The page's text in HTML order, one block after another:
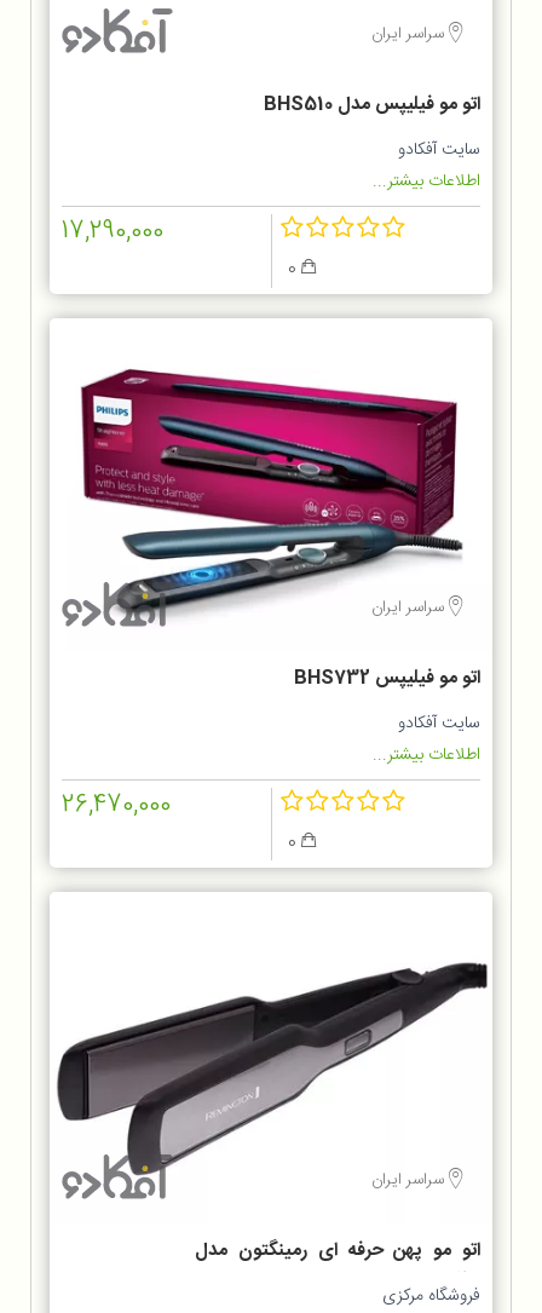
سراسر ایران
اتو مو فیلیپس مدل BHS510
سایت آفکادو
اطلاعات بیشتر...
17,290,000
سراسر ایران
اتو مو فیلیپس BHS732
سایت آفکادو
اطلاعات بیشتر...
26,470,000
سراسر ایران
اتو مو پهن حرفه ای رمینگتون مدل
S5525
فروشگاه مرکزی